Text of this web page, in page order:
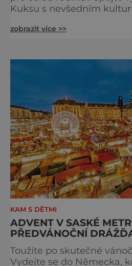
Kuksu s nevšedním
Comoedien-Hausu zve na
Matyáše Bernarda
Výstava Braunova socha
padesát autorských
zobrazit více >>
KAM S DĚTMI
ADVENT V SASKÉ
PŘEDVÁNOČNÍ
Toužíte po skutečné
Vydejte se do Německa,